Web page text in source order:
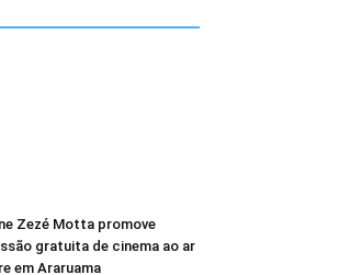
Zezé Motta promove
gratuita de cinema ao ar
em Araruama